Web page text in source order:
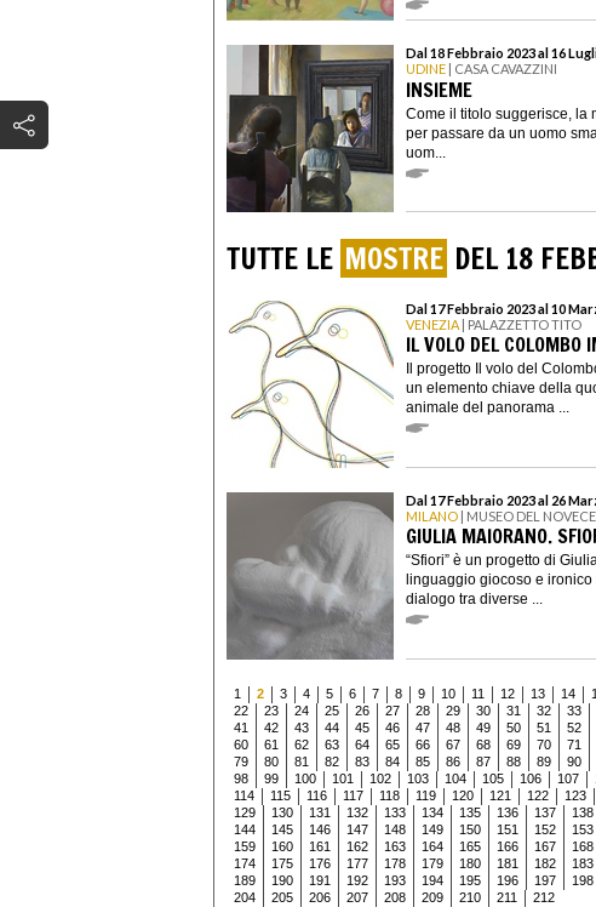
Dal 18 Febbraio 2023 al 16
UDINE | CASA CAVAZZINI
INSIEME
Come il titolo suggerisce, la
per passare da un uomo
uom...
TUTTE LE MOSTRE DEL 18
Dal 17 Febbraio 2023 al 10
VENEZIA | PALAZZETTO TITO
IL VOLO DEL COLOMBO
Il progetto Il volo del
un elemento chiave della
animale del panorama ...
Dal 17 Febbraio 2023 al 26
MILANO | MUSEO DEL
GIULIA MAIORANO.
“Sfiori” è un progetto di
linguaggio giocoso e
dialogo tra diverse ...
1 2 3 4 5 6 7 8 9 10 11 12 13 14
22
23 24 25 26 27 28 29 30 31 32 33
41
42 43 44 45 46 47 48 49 50 51 52
60
61 62 63 64 65 66 67 68 69 70 71
79
80 81 82 83 84 85 86 87 88 89 90
98
99 100 101 102 103 104 105 106 107
114
115 116 117 118 119 120 121 122 123
129
130 131 132 133 134 135 136 137 138
144
145 146 147 148 149 150 151 152 153
159
160 161 162 163 164 165 166 167 168
174
175 176 177 178 179 180 181 182 183
189
190 191 192 193 194 195 196 197 198
204
205 206 207 208 209 210 211
212